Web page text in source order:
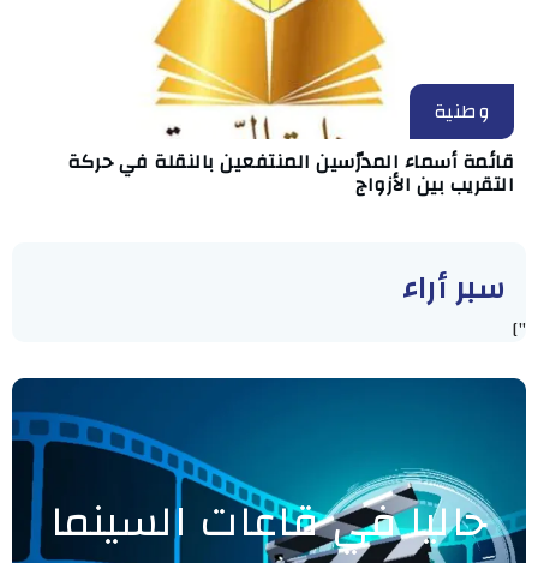
وطنية
قائمة أسماء المدرّسين المنتفعين بالنقلة في حركة
التقريب بين الأزواج
سبر أراء
"]
حاليا في قاعات السينما